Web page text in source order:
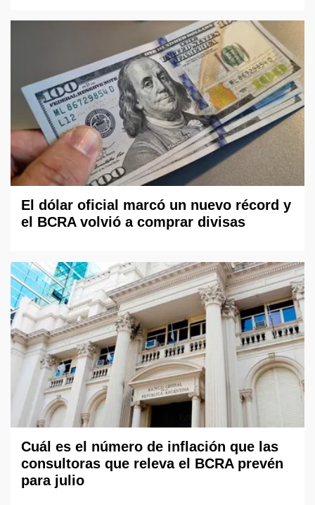
El dólar oficial marcó un nuevo récord y
el BCRA volvió a comprar divisas
Cuál es el número de inflación que las
consultoras que releva el BCRA prevén
para julio